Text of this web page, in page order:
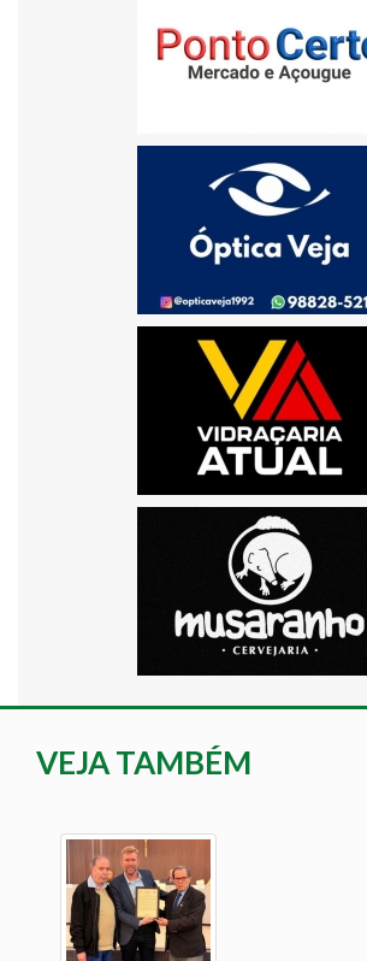
VEJA TAMBÉM